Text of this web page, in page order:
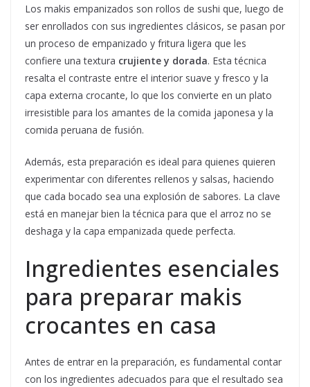
Los makis empanizados son rollos de sushi que, luego de
ser enrollados con sus ingredientes clásicos, se pasan por
un proceso de empanizado y fritura ligera que les
confiere una textura crujiente y dorada. Esta técnica
resalta el contraste entre el interior suave y fresco y la
capa externa crocante, lo que los convierte en un plato
irresistible para los amantes de la comida japonesa y la
comida peruana de fusión.
Además, esta preparación es ideal para quienes quieren
experimentar con diferentes rellenos y salsas, haciendo
que cada bocado sea una explosión de sabores. La clave
está en manejar bien la técnica para que el arroz no se
deshaga y la capa empanizada quede perfecta.
Ingredientes esenciales
para preparar makis
crocantes en casa
Antes de entrar en la preparación, es fundamental contar
con los ingredientes adecuados para que el resultado sea